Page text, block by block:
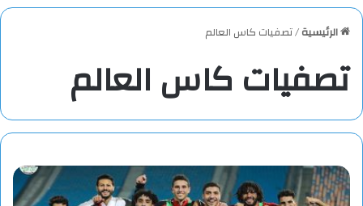
الرئيسية/تصفيات كاس العالم
تصفيات كاس العالم